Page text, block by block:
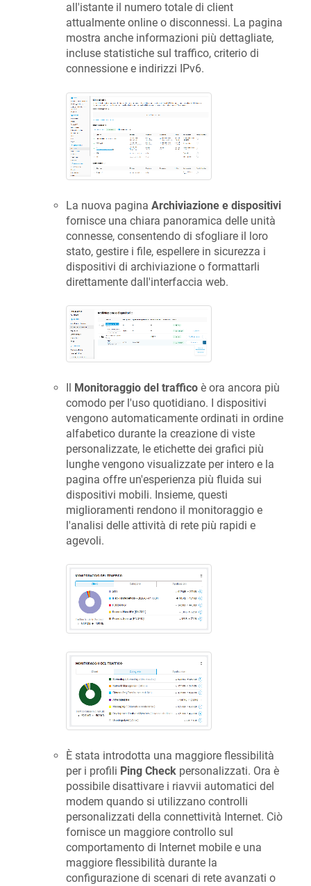
all'istante il numero totale di client
attualmente online o disconnessi. La pagina
mostra anche informazioni più dettagliate,
incluse statistiche sul traffico, criterio di
connessione e indirizzi IPv6.
La nuova pagina Archiviazione e dispositivi
fornisce una chiara panoramica delle unità
connesse, consentendo di sfogliare il loro
stato, gestire i file, espellere in sicurezza i
dispositivi di archiviazione o formattarli
direttamente dall'interfaccia web.
Il Monitoraggio del traffico è ora ancora più
comodo per l'uso quotidiano. I dispositivi
vengono automaticamente ordinati in ordine
alfabetico durante la creazione di viste
personalizzate, le etichette dei grafici più
lunghe vengono visualizzate per intero e la
pagina offre un'esperienza più fluida sui
dispositivi mobili. Insieme, questi
miglioramenti rendono il monitoraggio e
l'analisi delle attività di rete più rapidi e
agevoli.
È stata introdotta una maggiore flessibilità
per i profili Ping Check personalizzati. Ora è
possibile disattivare i riavvii automatici del
modem quando si utilizzano controlli
personalizzati della connettività Internet. Ciò
fornisce un maggiore controllo sul
comportamento di Internet mobile e una
maggiore flessibilità durante la
configurazione di scenari di rete avanzati o